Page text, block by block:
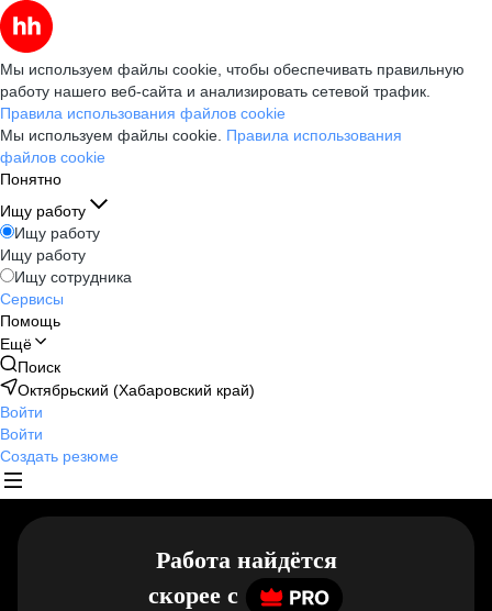
Мы используем файлы cookie, чтобы обеспечивать правильную
работу нашего веб-сайта и анализировать сетевой трафик.
Правила использования файлов cookie
Мы используем файлы cookie. Правила использования
файлов cookie
Понятно
Ищу работу
Ищу работу
Ищу работу
Ищу сотрудника
Сервисы
Помощь
Ещё
Поиск
Октябрьский (Хабаровский край)
Войти
Войти
Создать резюме
Работа найдётся
скорее c